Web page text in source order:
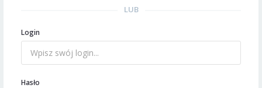
LUB
Login
Hasło